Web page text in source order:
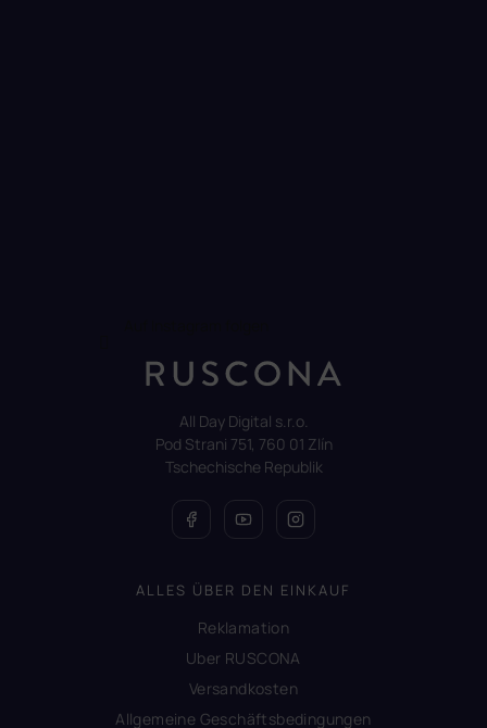
All Day Digital s.r.o.
Pod Strani 751, 760 01 Zlín
Tschechische Republik
ALLES ÜBER DEN EINKAUF
Reklamation
Uber RUSCONA
Versandkosten
Allgemeine Geschäftsbedingungen